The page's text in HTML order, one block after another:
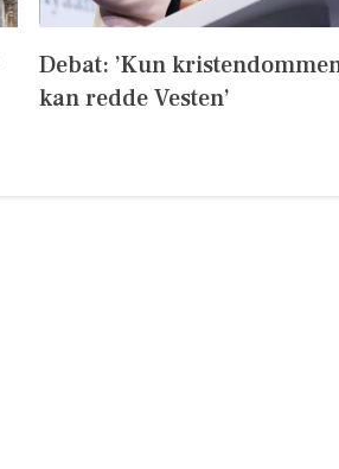
Debat: ’Kun
kan redde Vesten’